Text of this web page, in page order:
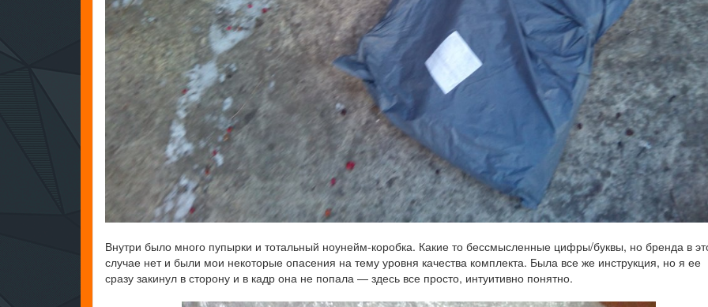
Внутри было много пупырки и тотальный ноунейм-коробка. Какие то бессмысленные цифры/буквы, но бренда в
случае нет и были мои некоторые опасения на тему уровня качества комплекта. Была все же инструкция, но я ее
сразу закинул в сторону и в кадр она не попала — здесь все просто, интуитивно понятно.